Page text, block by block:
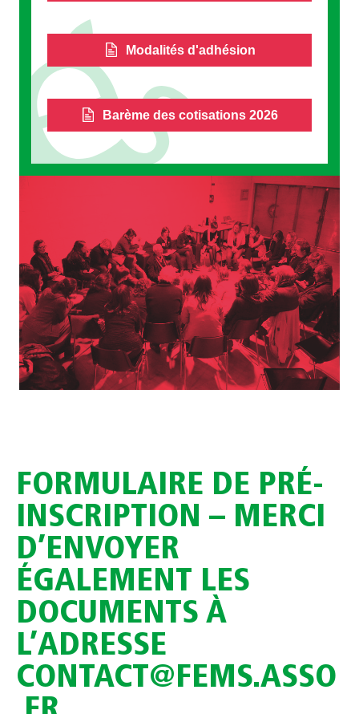
Modalités d'adhésion
Barème des cotisations 2026
FORMULAIRE DE PRÉ-
INSCRIPTION – MERCI
D’ENVOYER
ÉGALEMENT LES
DOCUMENTS À
L’ADRESSE
CONTACT@FEMS.ASSO